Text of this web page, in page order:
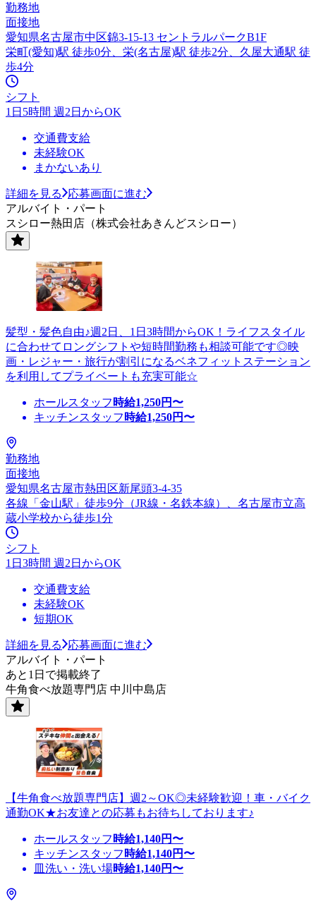
勤務地
面接地
愛知県名古屋市中区錦3-15-13 セントラルパークB1F
栄町(愛知)駅 徒歩0分、栄(名古屋)駅 徒歩2分、久屋大通駅 徒
歩4分
シフト
1日5時間 週2日からOK
交通費支給
未経験OK
まかないあり
詳細を見る
応募画面に進む
アルバイト・パート
スシロー熱田店（株式会社あきんどスシロー）
髪型・髪色自由♪週2日、1日3時間からOK！ライフスタイル
に合わせてロングシフトや短時間勤務も相談可能です◎映
画・レジャー・旅行が割引になるベネフィットステーション
を利用してプライベートも充実可能☆
ホールスタッフ 時給1,250円〜
キッチンスタッフ 時給1,250円〜
勤務地
面接地
愛知県名古屋市熱田区新尾頭3-4-35
各線「金山駅」徒歩9分（JR線・名鉄本線）、名古屋市立高
蔵小学校から徒歩1分
シフト
1日3時間 週2日からOK
交通費支給
未経験OK
短期OK
詳細を見る
応募画面に進む
アルバイト・パート
あと1日で掲載終了
牛角食べ放題専門店 中川中島店
【牛角食べ放題専門店】週2～OK◎未経験歓迎！車・バイク
通勤OK★お友達との応募もお待ちしております♪
ホールスタッフ 時給1,140円〜
キッチンスタッフ 時給1,140円〜
皿洗い・洗い場時給1,140円〜